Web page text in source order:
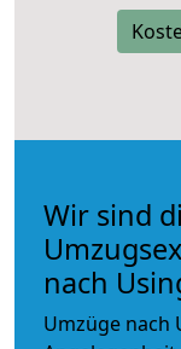
Wir sind
nach
Umzüge nach